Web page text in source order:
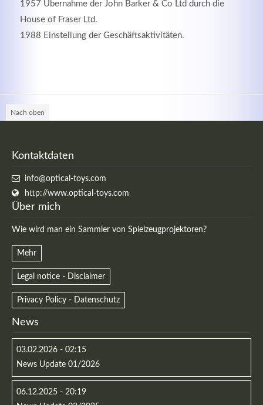
1957 Übernahme der John Barker & Co Ltd durch die
House of Fraser Ltd.
1988 Einstellung der Geschäftsaktivitäten.
Nach oben
Kontaktdaten
info@optical-toys.com
http://www.optical-toys.com
Über mich
Wie wird man ein Sammler von Spielzeugprojektoren?
Mehr
Legal notice - Disclaimer
Privacy Policy - Datenschutz
News
03.02.2026 - 02:15
News Update 01/2026
06.12.2025 - 20:19
info@optical-toys.com
http://www.optical-toys.com
Login
Passwort
Registrieren